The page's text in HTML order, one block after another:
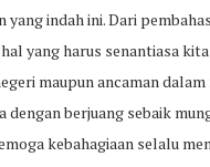
yang indah ini. Dari
yang harus senantiasa
maupun ancaman
berjuang sebaik
kebahagiaan selalu